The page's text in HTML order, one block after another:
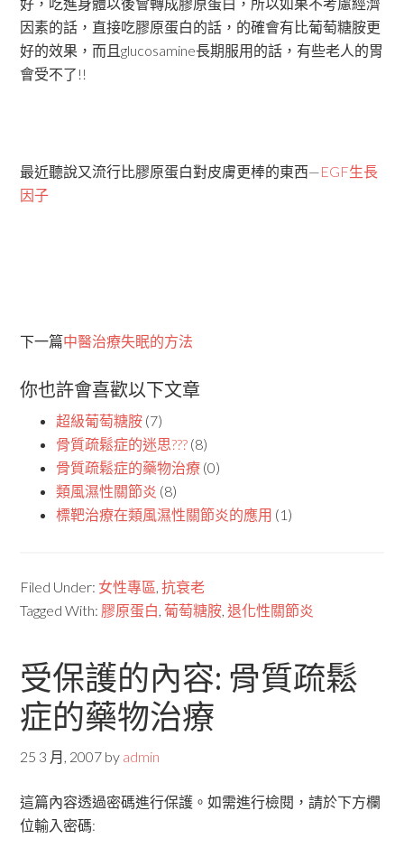
因素的話，直接吃膠原蛋白的話，的確會有比葡萄糖胺更
好的效果，而且glucosamine長期服用的話，有些老人的胃
會受不了!!
最近聽說又流行比膠原蛋白對皮膚更棒的東西—EGF生長
因子
下一篇中醫治療失眠的方法
你也許會喜歡以下文章
超級葡萄糖胺 (7)
骨質疏鬆症的迷思??? (8)
骨質疏鬆症的藥物治療 (0)
類風濕性關節炎 (8)
標靶治療在類風濕性關節炎的應用 (1)
Filed Under: 女性專區,抗衰老
Tagged With: 膠原蛋白,葡萄糖胺,退化性關節炎
受保護的內容: 骨質疏鬆
症的藥物治療
25 3 月, 2007 by admin
這篇內容透過密碼進行保護。如需進行檢閱，請於下方欄
位輸入密碼: